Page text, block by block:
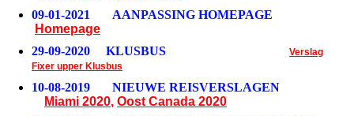
09-01-2021 AANPASSING HOMEPAGE
Homepage
29-09-2020 KLUSBUS
Verslag
Fixer upper Klusbus
10-08-2019 NIEUWE REISVERSLAGEN
Miami 2020, Oost Canada 2020